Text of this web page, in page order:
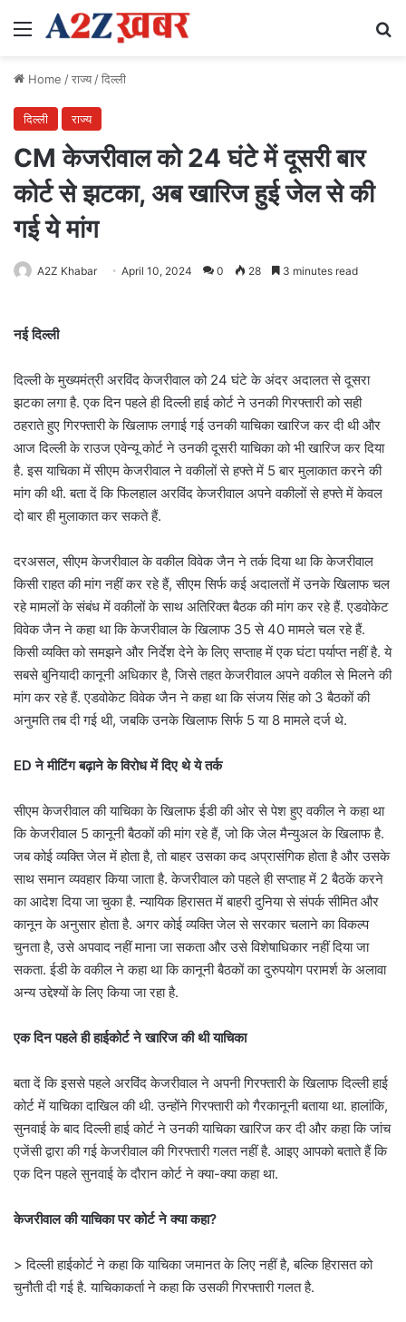
Menu
Home /राज्य/दिल्ली
दिल्ली राज्य
CM केजरीवाल को 24 घंटे में दूसरी बार
कोर्ट से झटका, अब खारिज हुई जेल से की
गई ये मांग
A2Z Khabar April 10, 2024 0 28 3 minutes read
नई दिल्ली
दिल्ली के मुख्यमंत्री अरविंद केजरीवाल को 24 घंटे के अंदर अदालत से दूसरा
झटका लगा है. एक दिन पहले ही दिल्ली हाई कोर्ट ने उनकी गिरफ्तारी को सही
ठहराते हुए गिरफ्तारी के खिलाफ लगाई गई उनकी याचिका खारिज कर दी थी और
आज दिल्ली के राउज एवेन्यू कोर्ट ने उनकी दूसरी याचिका को भी खारिज कर दिया
है. इस याचिका में सीएम केजरीवाल ने वकीलों से हफ्ते में 5 बार मुलाकात करने की
मांग की थी. बता दें कि फिलहाल अरविंद केजरीवाल अपने वकीलों से हफ्ते में केवल
दो बार ही मुलाकात कर सकते हैं.
दरअसल, सीएम केजरीवाल के वकील विवेक जैन ने तर्क दिया था कि केजरीवाल
किसी राहत की मांग नहीं कर रहे हैं, सीएम सिर्फ कई अदालतों में उनके खिलाफ चल
रहे मामलों के संबंध में वकीलों के साथ अतिरिक्त बैठक की मांग कर रहे हैं. एडवोकेट
विवेक जैन ने कहा था कि केजरीवाल के खिलाफ 35 से 40 मामले चल रहे हैं.
किसी व्यक्ति को समझने और निर्देश देने के लिए सप्ताह में एक घंटा पर्याप्त नहीं है. ये
सबसे बुनियादी कानूनी अधिकार है, जिसे तहत केजरीवाल अपने वकील से मिलने की
मांग कर रहे हैं. एडवोकेट विवेक जैन ने कहा था कि संजय सिंह को 3 बैठकों की
अनुमति तब दी गई थी, जबकि उनके खिलाफ सिर्फ 5 या 8 मामले दर्ज थे.
ED ने मीटिंग बढ़ाने के विरोध में दिए थे ये तर्क
सीएम केजरीवाल की याचिका के खिलाफ ईडी की ओर से पेश हुए वकील ने कहा था
कि केजरीवाल 5 कानूनी बैठकों की मांग रहे हैं, जो कि जेल मैन्युअल के खिलाफ है.
जब कोई व्यक्ति जेल में होता है, तो बाहर उसका कद अप्रासंगिक होता है और उसके
साथ समान व्यवहार किया जाता है. केजरीवाल को पहले ही सप्ताह में 2 बैठकें करने
का आदेश दिया जा चुका है. न्यायिक हिरासत में बाहरी दुनिया से संपर्क सीमित और
कानून के अनुसार होता है. अगर कोई व्यक्ति जेल से सरकार चलाने का विकल्प
चुनता है, उसे अपवाद नहीं माना जा सकता और उसे विशेषाधिकार नहीं दिया जा
सकता. ईडी के वकील ने कहा था कि कानूनी बैठकों का दुरुपयोग परामर्श के अलावा
अन्य उद्देश्यों के लिए किया जा रहा है.
एक दिन पहले ही हाईकोर्ट ने खारिज की थी याचिका
बता दें कि इससे पहले अरविंद केजरीवाल ने अपनी गिरफ्तारी के खिलाफ दिल्ली हाई
कोर्ट में याचिका दाखिल की थी. उन्होंने गिरफ्तारी को गैरकानूनी बताया था. हालांकि,
सुनवाई के बाद दिल्ली हाई कोर्ट ने उनकी याचिका खारिज कर दी और कहा कि जांच
एजेंसी द्वारा की गई केजरीवाल की गिरफ्तारी गलत नहीं है. आइए आपको बताते हैं कि
एक दिन पहले सुनवाई के दौरान कोर्ट ने क्या-क्या कहा था.
केजरीवाल की याचिका पर कोर्ट ने क्या कहा?
> दिल्ली हाईकोर्ट ने कहा कि याचिका जमानत के लिए नहीं है, बल्कि हिरासत को
चुनौती दी गई है. याचिकाकर्ता ने कहा कि उसकी गिरफ्तारी गलत है.